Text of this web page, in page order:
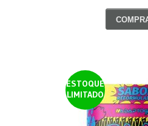
ESTOQUE
LIMITADO